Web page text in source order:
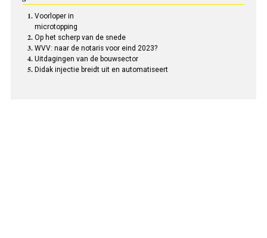
Voorloper in
microtopping
Op het scherp van de snede
WVV: naar de notaris voor eind 2023?
Uitdagingen van de bouwsector
Didak injectie breidt uit en automatiseert